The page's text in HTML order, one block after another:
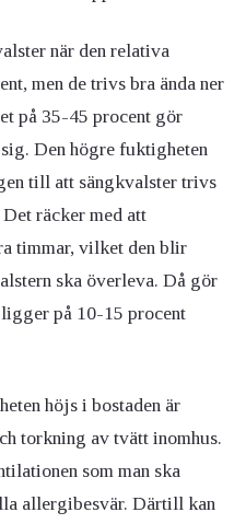
när den relativa
men de trivs bra ända ner
på 35-45 procent gör
Den högre fuktigheten
till att sängkvalster trivs
Det räcker med att
timmar, vilket den blir
ska överleva. Då gör
på 10-15 procent
höjs i bostaden är
torkning av tvätt inomhus.
som man ska
allergibesvär. Därtill kan